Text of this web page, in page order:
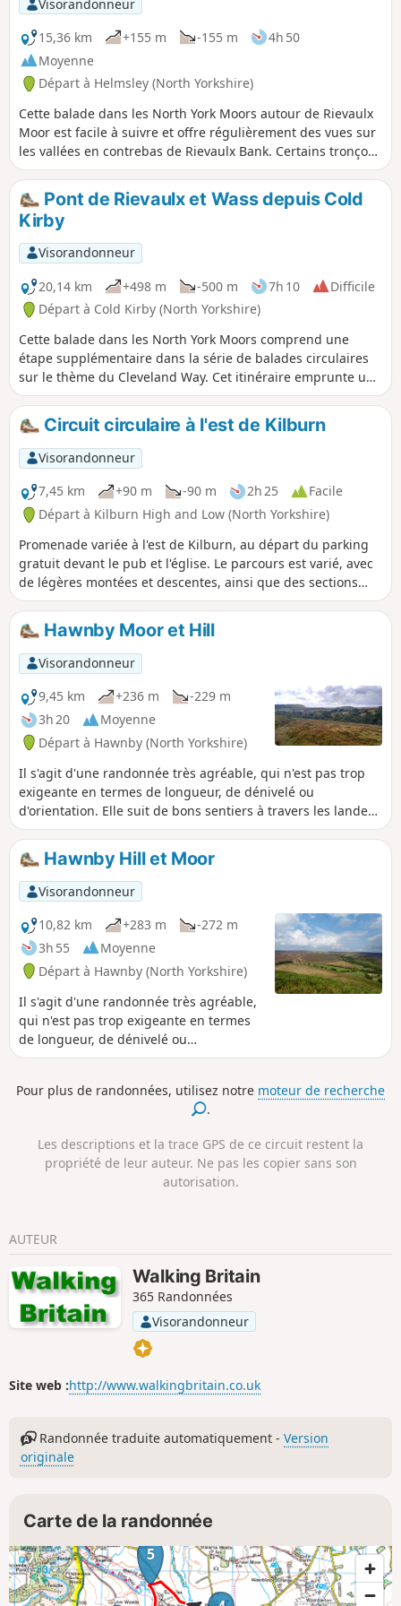
Visorandonneur
15,36 km
+155 m -155 m
4h 50
Moyenne
Départ à Helmsley (North Yorkshire)
Cette balade dans les North York Moors autour de Rievaulx
Moor est facile à suivre et offre régulièrement des vues sur
les vallées en contrebas de Rievaulx Bank. Certains tronçons
peuvent être boueux après de fortes pluies.
Pont de Rievaulx et Wass depuis Cold
Kirby
Visorandonneur
20,14 km
+498 m -500 m 7h 10
Difficile
Départ à Cold Kirby (North Yorkshire)
Cette balade dans les North York Moors comprend une
étape supplémentaire dans la série de balades circulaires
sur le thème du Cleveland Way. Cet itinéraire emprunte un
court tronçon du Cleveland Way entre Cold Kirby et Rievaulx
Bridge et offre un excellent aperçu des paysages de cette
région.Circuit circulaire à l'est de Kilburn
Visorandonneur
7,45 km
+90 m -90 m 2h 25
Facile
Départ à Kilburn High and Low (North Yorkshire)
Promenade variée à l'est de Kilburn, au départ du parking
gratuit devant le pub et l'église. Le parcours est varié, avec
de légères montées et descentes, ainsi que des sections
ouvertes et boisées. Il offre des vues spectaculaires sur la
campagne environnante.
Hawnby Moor et Hill
Visorandonneur
9,45 km
+236 m
-229 m
3h 20
Moyenne
Départ à Hawnby (North Yorkshire)
Il s'agit d'une randonnée très agréable, qui n'est pas trop
exigeante en termes de longueur, de dénivelé ou
d'orientation. Elle suit de bons sentiers à travers les landes,
avec des paysages variés, de superbes vues depuis le
sommet de Hawnby Hill et un charmant pub de campagne
en cours de route. Remarque : il s'agit d'une variante
légèrement plus courte et plus facile de Hawnby Hill and
Moor.
Hawnby Hill et Moor
Visorandonneur
10,82 km
+283 m
-272 m
3h 55
Moyenne
Départ à Hawnby (North Yorkshire)
Il s'agit d'une randonnée très agréable,
qui n'est pas trop exigeante en termes
de longueur, de dénivelé ou
d'orientation. Elle suit de bons sentiers
agricoles tranquilles et comporte une
section à travers la lande sur un sentier
variés, superbes vues depuis le sommet
de Hawnby Hill et charmant pub de
campagne en cours de route. Remarque
également du même endroit.
Pour plus de randonnées, utilisez notre moteur de recherche
.
Les descriptions et la trace GPS de ce circuit restent la
propriété de leur auteur. Ne pas les copier sans son
autorisation.
AUTEUR
Walking Britain
365 Randonnées
Visorandonneur
Site web :http://www.walkingbritain.co.uk
Randonnée traduite automatiquement -Version
originale
Carte de la randonnée
5